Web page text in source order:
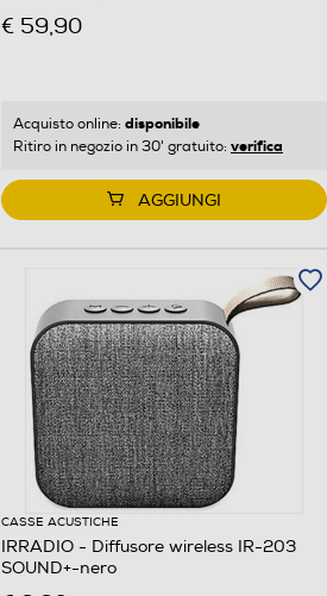
€ 59,90
Acquisto online: disponibile
Ritiro in negozio in 30' gratuito: verifica
AGGIUNGI
CASSE ACUSTICHE
IRRADIO - Diffusore wireless IR-203
SOUND+-nero